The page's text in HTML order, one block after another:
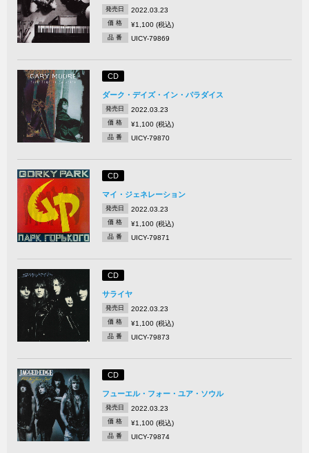
発売日 2022.03.23
価 格 ¥1,100 (税込)
品 番 UICY-79869
CD
ダーク・デイズ・イン・パラダイス
発売日 2022.03.23
価 格 ¥1,100 (税込)
品 番 UICY-79870
CD
マイ・ジェネレーション
発売日 2022.03.23
価 格 ¥1,100 (税込)
品 番 UICY-79871
CD
サライヤ
発売日 2022.03.23
価 格 ¥1,100 (税込)
品 番 UICY-79873
CD
フューエル・フォー・ユア・ソウル
発売日 2022.03.23
価 格 ¥1,100 (税込)
品 番 UICY-79874